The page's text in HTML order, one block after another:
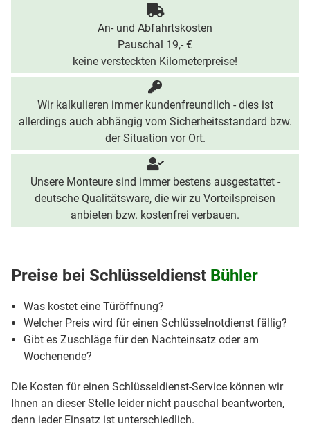
An- und Abfahrtskosten
Pauschal 19,- €
keine versteckten Kilometerpreise!
Wir kalkulieren immer kundenfreundlich - dies ist
allerdings auch abhängig vom Sicherheitsstandard bzw.
der Situation vor Ort.
Unsere Monteure sind immer bestens ausgestattet -
deutsche Qualitätsware, die wir zu Vorteilspreisen
anbieten bzw. kostenfrei verbauen.
Preise bei Schlüsseldienst Bühler
Was kostet eine Türöffnung?
Welcher Preis wird für einen Schlüsselnotdienst fällig?
Gibt es Zuschläge für den Nachteinsatz oder am
Wochenende?
Die Kosten für einen Schlüsseldienst-Service können wir
Ihnen an dieser Stelle leider nicht pauschal beantworten,
denn jeder Einsatz ist unterschiedlich.